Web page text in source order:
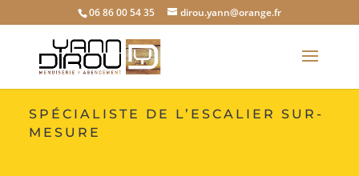
06 86 00 54 35 dirou.yann@orange.fr
SPÉCIALISTE DE L’ESCALIER SUR-
MESURE